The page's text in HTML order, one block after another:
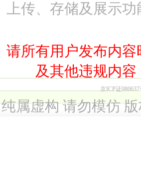
上传、存储及展示
请所有用户发布内
及其他违规内
京ICP证080637
纯属虚构 请勿模仿